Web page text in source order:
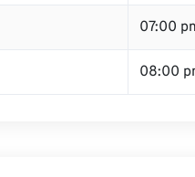
07:00
08:00